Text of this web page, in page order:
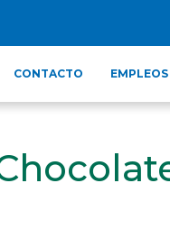
CONTACTO EMPLEOS